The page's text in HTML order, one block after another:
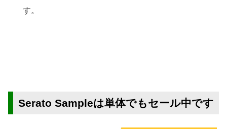
す。
Serato Sampleは単体でもセール中です